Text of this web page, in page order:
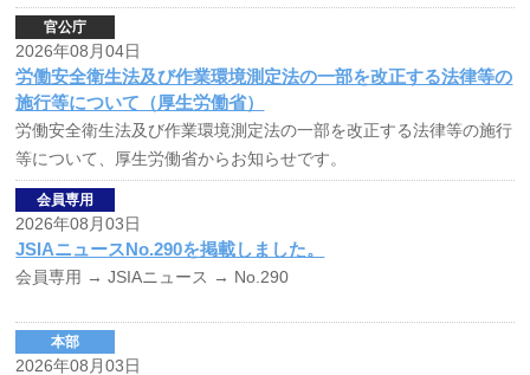
官公庁
2026年08月04日
労働安全衛生法及び作業環境測定法の一部を改正する法律等の
施行等について（厚生労働省）
労働安全衛生法及び作業環境測定法の一部を改正する法律等の施行
等について、厚生労働省からお知らせです。
会員専用
2026年08月03日
JSIAニュースNo.290を掲載しました。
会員専用 → JSIAニュース → No.290
本部
2026年08月03日